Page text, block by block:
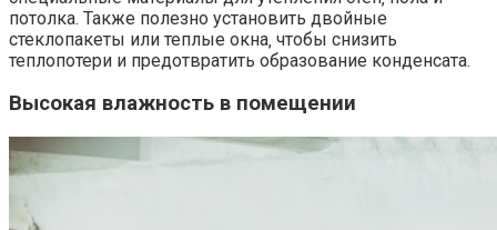
потолка. Также полезно установить двойные
стеклопакеты или теплые окна‚ чтобы снизить
теплопотери и предотвратить образование конденсата.​
Высокая влажность в помещении